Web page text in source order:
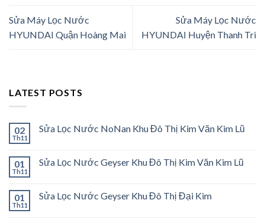
Sửa Máy Lọc Nước
HYUNDAI Quận Hoàng Mai
Sửa Máy Lọc Nước
HYUNDAI Huyện Thanh Trì
LATEST POSTS
02
Th11
Sửa Lọc Nước NoNan Khu Đô Thị Kim Văn Kim Lũ
01
Th11
Sửa Lọc Nước Geyser Khu Đô Thị Kim Văn Kim Lũ
01
Th11
Sửa Lọc Nước Geyser Khu Đô Thị Đại Kim